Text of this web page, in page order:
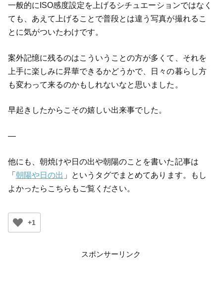
一般的にISO感度設定を上げるシチュエーションではなく
ても、あえて上げることで普段とは違う写真が撮れるこ
とに気がついたわけです。
案外記憶に残るのはこういうことの方が多くて、それを
上手に楽しみに昇華できるかどうかで、日々の暮らし方
も変わって来るのかもしれないなと思いました。
早起きしたからこその嬉しい出来事でした。
—
他にも、朝焼けや日の出や朝陽のことを書いた記事は
「 朝陽や日の出 」というタグでまとめてあります。もし
よかったらこちらもご覧ください。
+1
スポンサーリンク